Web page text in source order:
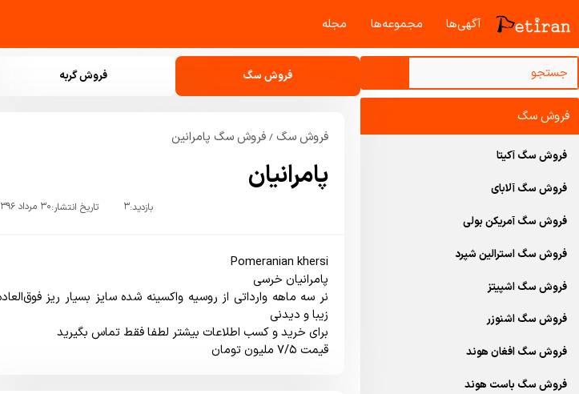
آگهی‌ها مجموعه‌ها مجله‌
فروش سگ
فروش سگ آکیتا
فروش سگ آلابای
فروش سگ آمریکن بولی
فروش سگ استرالین شپرد
فروش سگ اشپیتز
فروش سگ اشنوزر
فروش سگ افغان هوند
فروش سگ باست هوند
فروش سگ فروش گربه
فروش سگ /فروش سگ پامرانین
پامرانیان
تاریخ انتشار:۳۰ مرداد ۱۳۹۶ بازدید:۳
قيمت ٧/٥ مليون تومان